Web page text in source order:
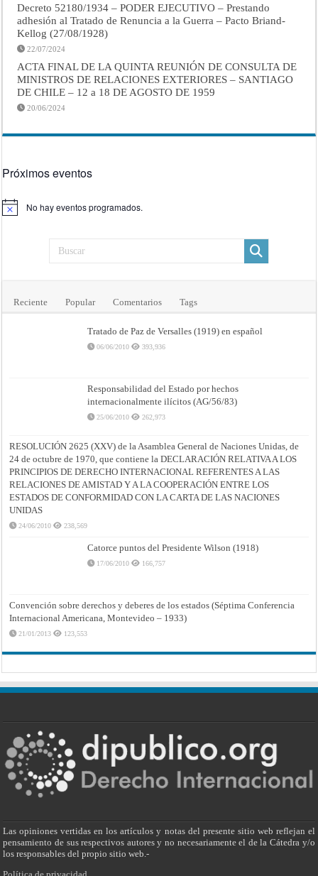
Decreto 52180/1934 – PODER EJECUTIVO – Prestando
adhesión al Tratado de Renuncia a la Guerra – Pacto Briand-
Kellog (27/08/1928)
22/07/2024
ACTA FINAL DE LA QUINTA REUNIÓN DE CONSULTA DE
MINISTROS DE RELACIONES EXTERIORES – SANTIAGO
DE CHILE – 12 a 18 DE AGOSTO DE 1959
20/06/2024
Próximos eventos
Aviso No hay eventos programados.
Reciente Popular Comentarios Tags
Tratado de Paz de Versalles (1919) en español
06/06/2010 393,936
Responsabilidad del Estado por hechos
internacionalmente ilícitos (AG/56/83)
25/06/2010 262,973
RESOLUCIÓN 2625 (XXV) de la Asamblea General de Naciones Unidas, de
24 de octubre de 1970, que contiene la DECLARACIÓN RELATIVA A LOS
PRINCIPIOS DE DERECHO INTERNACIONAL REFERENTES A LAS
RELACIONES DE AMISTAD Y A LA COOPERACIÓN ENTRE LOS
ESTADOS DE CONFORMIDAD CON LA CARTA DE LAS NACIONES
UNIDAS
24/06/2010 238,569
Catorce puntos del Presidente Wilson (1918)
17/06/2010 166,757
Convención sobre derechos y deberes de los estados (Séptima Conferencia
Internacional Americana, Montevideo – 1933)
21/01/2013 123,553
Las opiniones vertidas en los artículos y notas del presente sitio web reflejan el
pensamiento de sus respectivos autores y no necesariamente el de la Cátedra y/o
los responsables del propio sitio web.-